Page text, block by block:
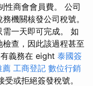
性商會會員費。 公司
機關核發公司稅號。
一天即可完成。 如
查，因此該過程甚至
義務在 eight 泰國簽
薦 工商登記 數位行銷
受或拒絕簽發稅號。